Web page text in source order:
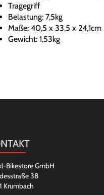
Tragegriff
Belastung: 7,5kg
Maße: 40,5 x 33,5 x 24,1cm
Gewicht: 1,53kg
Bikestore GmbH
38
Krumbach